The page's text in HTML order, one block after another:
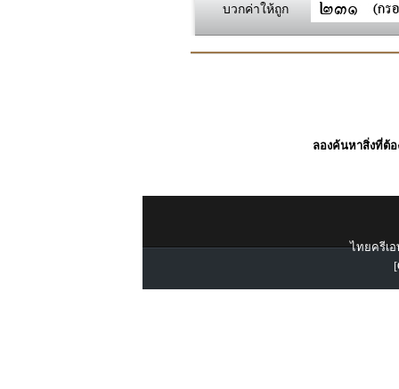
บวกค่าให้ถูก
ลองค้นหาสิ่งที่ต้อ
ไทยครีเอ
[